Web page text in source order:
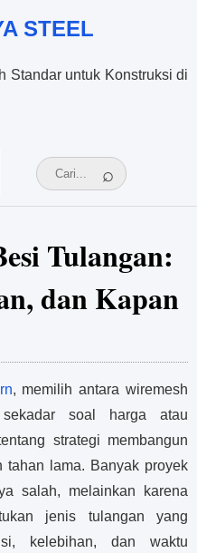
STEEL
Standar untuk Konstruksi di
Tulangan:
dan Kapan
, memilih antara wiremesh
soal harga atau
strategi membangun
tahan lama. Banyak proyek
salah, melainkan karena
jenis tulangan yang
kelebihan, dan waktu